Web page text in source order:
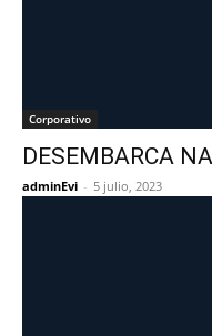
Corporativo
DESEMBARCA
adminEvi - 5 julio, 2023